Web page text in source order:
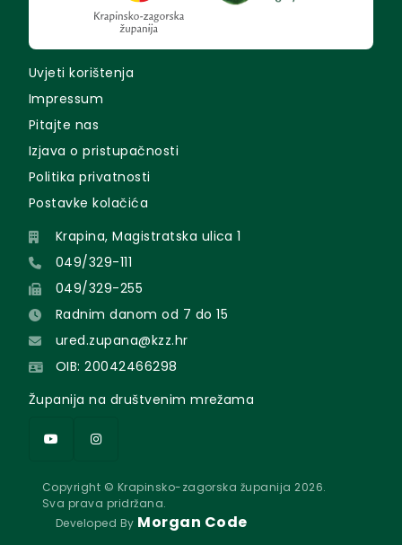
Uvjeti korištenja
Impressum
Pitajte nas
Izjava o pristupačnosti
Politika privatnosti
Postavke kolačića
Krapina, Magistratska ulica 1
049/329-111
049/329-255
Radnim danom od 7 do 15
ured.zupana@kzz.hr
OIB: 20042466298
Županija na društvenim mrežama
Copyright © Krapinsko-zagorska županija 2026.
Sva prava pridržana.
Developed By Morgan Code